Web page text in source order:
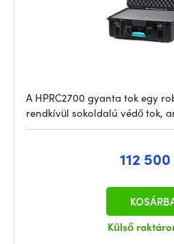
A HPRC2700 gyanta tok egy
rendkívül sokoldalú védő tok,
112
Külső